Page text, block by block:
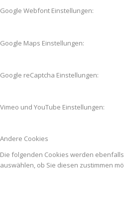
Google Webfont Einstellungen:
Google Maps Einstellungen:
Google reCaptcha Einstellungen:
Vimeo und YouTube Einstellungen:
Andere Cookies
Die folgenden Cookies werden
auswählen, ob Sie diesen zustimmen